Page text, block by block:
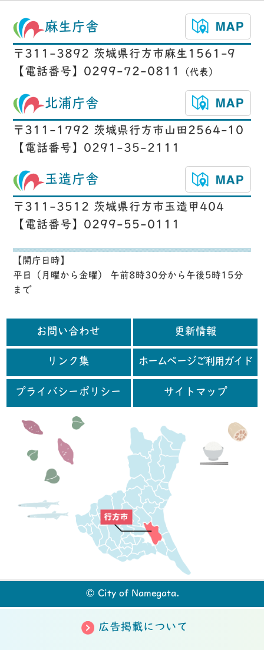
麻生庁舎
〒311-3892 茨城県行方市麻生1561-9
【電話番号】0299-72-0811
（代表）
北浦庁舎
〒311-1792 茨城県行方市山田2564-10
【電話番号】0291-35-2111
玉造庁舎
〒311-3512 茨城県行方市玉造甲404
【電話番号】0299-55-0111
【開庁日時】
平日（月曜から金曜） 午前8時30分から午後5時15分
まで
お問い合わせ 更新情報
リンク集 ホームページご利用ガイド
プライバシーポリシー サイトマップ
© City of Namegata.
広告掲載について